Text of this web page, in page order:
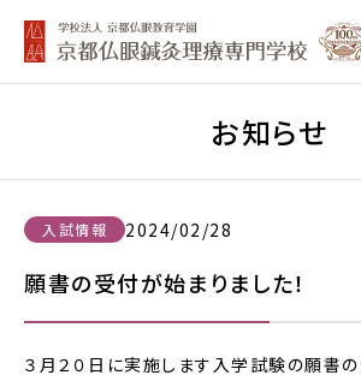
お知らせ
入試情報 2024/02/28
願書の受付が始まりました！
３月２０日に実施します入学試験の願書の